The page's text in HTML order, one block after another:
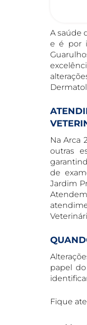
A saúde
e é por
Na Arca
outras
de
Jardim
papel
Fique